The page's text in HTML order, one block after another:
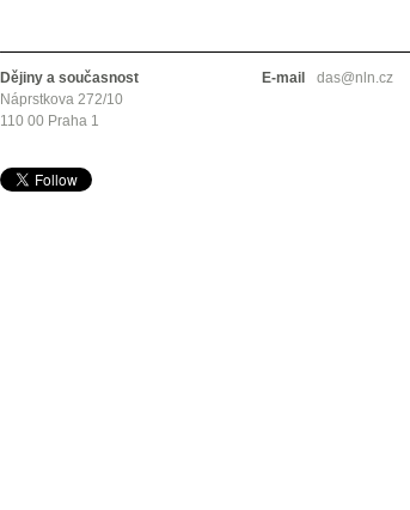
Dějiny a současnost
Náprstkova 272/10
110 00 Praha 1
E-mail das@nln.cz